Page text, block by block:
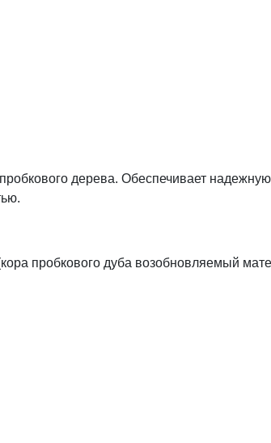
дерева. Обеспечивает
пробкового дуба возобновляемый